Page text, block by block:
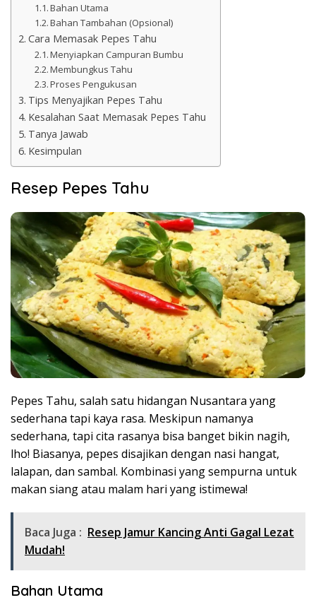
Bahan Utama
Bahan Tambahan (Opsional)
Cara Memasak Pepes Tahu
Menyiapkan Campuran Bumbu
Membungkus Tahu
Proses Pengukusan
Tips Menyajikan Pepes Tahu
Kesalahan Saat Memasak Pepes Tahu
Tanya Jawab
Kesimpulan
Resep Pepes Tahu
Pepes Tahu, salah satu hidangan Nusantara yang
sederhana tapi kaya rasa. Meskipun namanya
sederhana, tapi cita rasanya bisa banget bikin nagih,
lho! Biasanya, pepes disajikan dengan nasi hangat,
lalapan, dan sambal. Kombinasi yang sempurna untuk
makan siang atau malam hari yang istimewa!
Baca Juga : Resep Jamur Kancing Anti Gagal Lezat
Mudah!
Bahan Utama